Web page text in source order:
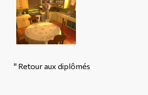
" Retour aux diplômés